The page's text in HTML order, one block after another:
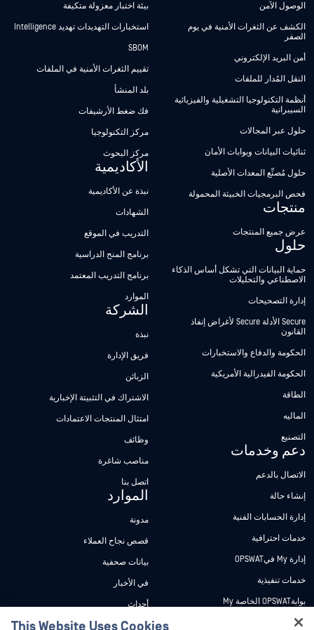
الوصول الآمن
الكشف عن الثغرات الأمنية في يوم
الصفر
أمن البريد الإلكتروني
النقل المُدار للملفات
أنظمة التكنولوجيا التشغيلية والفيزيائية
السيبرانية
حلول عبر المجالات
ثنائيات البيانات وبوابات الأمان
حلول مُصنِّع المعدات الأصلية
فحص البرمجيات الخبيثة المحمولة
منتجات
عرض جميع المنتجات
حلول
حماية البيانات التي تشكل أساس الذكاء
الاصطناعي والتحليلات
إدارة التصحيحات
Secure الأدلة Secure لأغراض إنفاذ
القانون
الحكومة والدفاع والاستخبارات
الحكومة الفيدرالية الأمريكية
الطاقة
الماليه
التصنيع
دعم وخدمات
الاتصال بالدعم
إنشاء حالة
إدارة الحسابات الفنية
خدمات احترافية
إدارة My فيOPSWAT
خدمات تنفيذية
بوابةOPSWAT الخاصة My
وثائق تقنية
بيئة اختبار معزولة متكيفة
استخبارات التهديدات تهديد Intelligence
SBOM
تقييم الثغرات الأمنية في الملفات
بلد المنشأ
فك ضغط الأرشيفات
مركز التكنولوجيا
مركز البحوث
الأكاديمية
نبذة عن الأكاديمية
الشهادات
التدريب في الموقع
برنامج المنح الدراسية
برنامج التدريب المعتمد
الموارد
الشركة
نبذة
فريق الإدارة
الزبائن
الاشتراك في التثبيتة الإخبارية
امتثال المنتجات الاعتمادات
وظائف
مناصب شاغرة
اتصل بنا
الموارد
مدونة
قصص نجاح العملاء
بيانات صحفية
في الأخبار
أحداث
ندوات عبر الإنترنت
This Website Uses Cookies